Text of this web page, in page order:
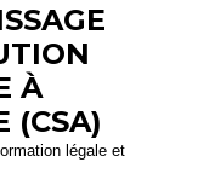
À
(CSA)
légale et